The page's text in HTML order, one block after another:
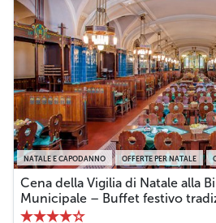
NATALE E CAPODANNO OFFERTE PER NATALE
Cena della Vigilia di Natale alla
Municipale – Buffet festivo